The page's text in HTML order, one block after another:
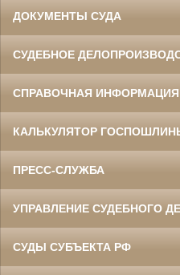
ДОКУМЕНТЫ СУДА
СУДЕБНОЕ
СПРАВОЧНАЯ ИНФОРМАЦИЯ
КАЛЬКУЛЯТОР
ПРЕСС-СЛУЖБА
УПРАВЛЕНИЕ СУДЕБНОГО
СУДЫ СУБЪЕКТА РФ